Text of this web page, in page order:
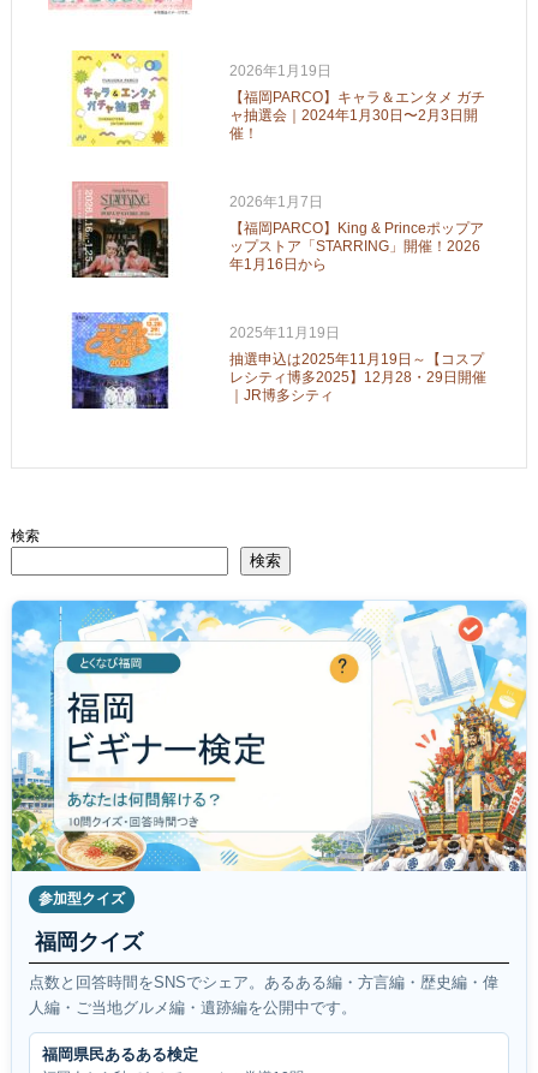
2026年1月19日
【福岡PARCO】キャラ＆エンタメ ガチ
ャ抽選会｜2024年1月30日〜2月3日開
催！
2026年1月7日
【福岡PARCO】King & Princeポップア
ップストア「STARRING」開催！2026
年1月16日から
2025年11月19日
抽選申込は2025年11月19日～【コスプ
レシティ博多2025】12月28・29日開催
｜JR博多シティ
検索
検索
参加型クイズ
福岡クイズ
点数と回答時間をSNSでシェア。あるある編・方言編・歴史編・偉
人編・ご当地グルメ編・遺跡編を公開中です。
福岡県民あるある検定